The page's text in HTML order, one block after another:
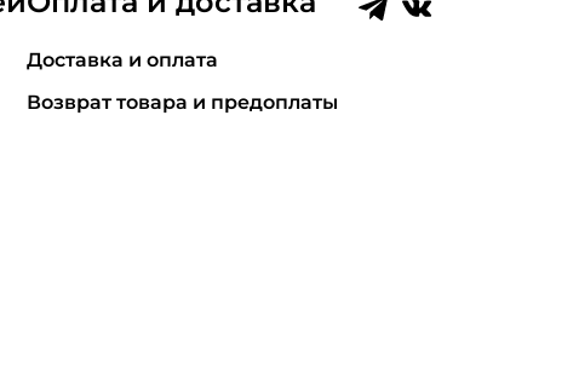
Доставка и оплата
Возврат товара и предоплаты